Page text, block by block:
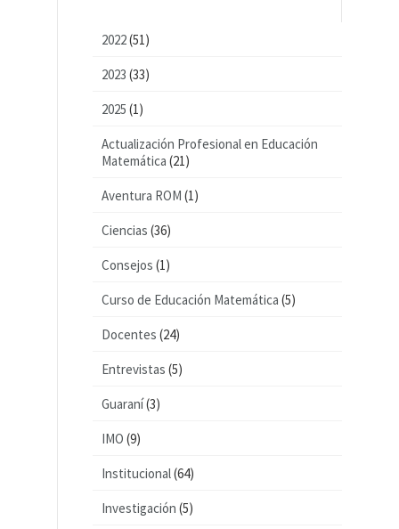
2022(51)
2023 (33)
2025 (1)
Actualización Profesional en Educación
Matemática (21)
Aventura ROM (1)
Ciencias (36)
Consejos (1)
Curso de Educación Matemática (5)
Docentes (24)
Entrevistas (5)
Guaraní(3)
IMO (9)
Institucional(64)
Investigación (5)